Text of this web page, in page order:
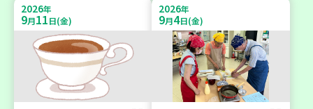
2026年
9月11日(金)
2026年
9月4日(金)